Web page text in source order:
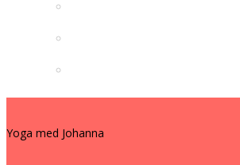
Yoga med Johanna